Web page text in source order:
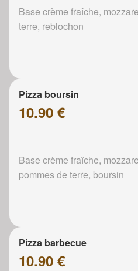
Base crème fraîche,
terre, reblochon
Pizza boursin
10.90 €
Base crème fraîche,
pommes de terre, boursin
Pizza barbecue
10.90 €